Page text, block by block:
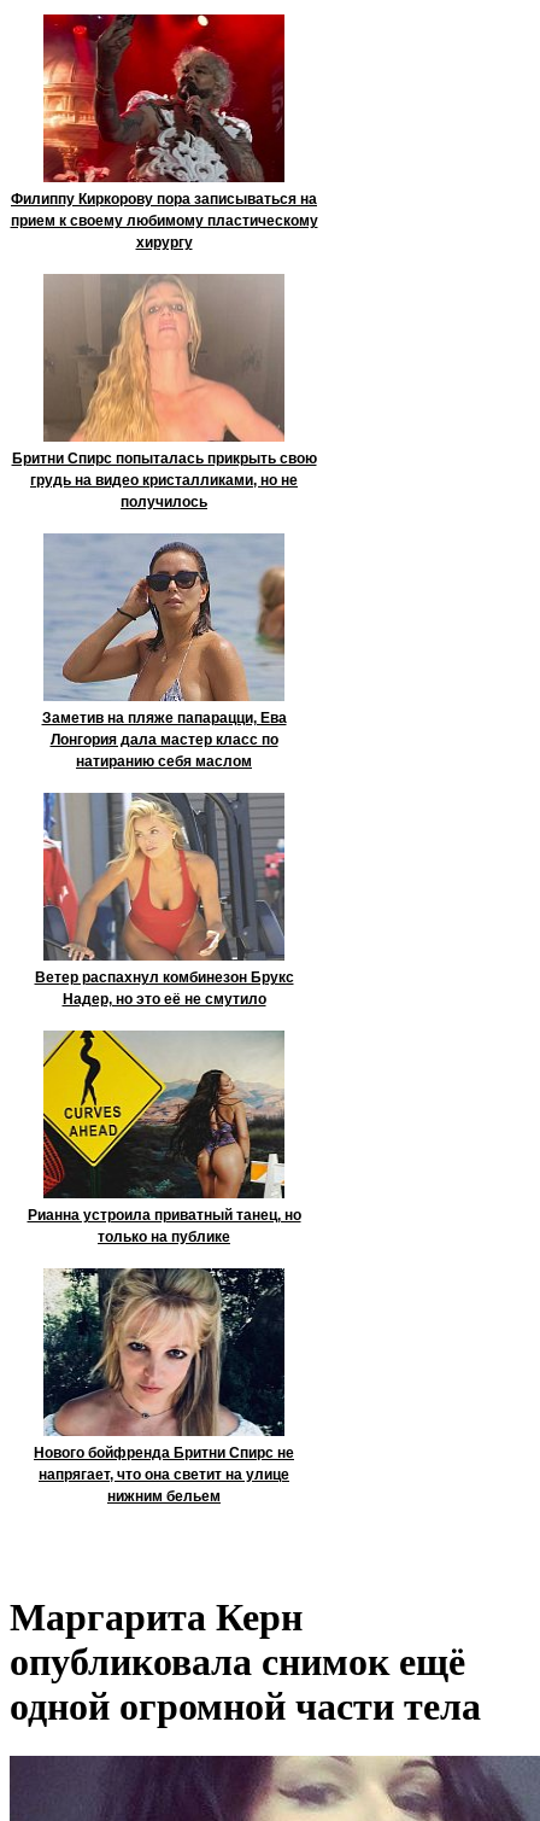
Филиппу Киркорову пора записываться на
прием к своему любимому пластическому
хирургу
Бритни Спирс попыталась прикрыть свою
грудь на видео кристалликами, но не
получилось
Заметив на пляже папарацци, Ева
Лонгория дала мастер класс по
натиранию себя маслом
Ветер распахнул комбинезон Брукс
Надер, но это её не смутило
Рианна устроила приватный танец, но
только на публике
Нового бойфренда Бритни Спирс не
напрягает, что она светит на улице
нижним бельем
Маргарита Керн
опубликовала снимок ещё
одной огромной части тела